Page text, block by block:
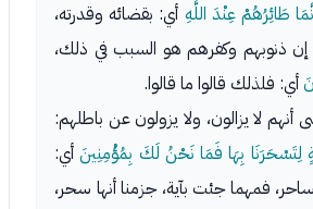
طَائِرُهُمْ عِنْدَ اللَّهِ أي: بقضائه وقدرته،
إن ذنوبهم وكفرهم هو السبب في ذلك،
أي: فلذلك قالوا ما قالوا.
أنهم لا يزالون، ولا يزولون عن باطلهم:
لِتَسْحَرَنَا بِهَا فَمَا نَحْنُ لَكَ بِمُؤْمِنِينَأي:
فمهما جئت بآية، جزمنا أنها سحر،